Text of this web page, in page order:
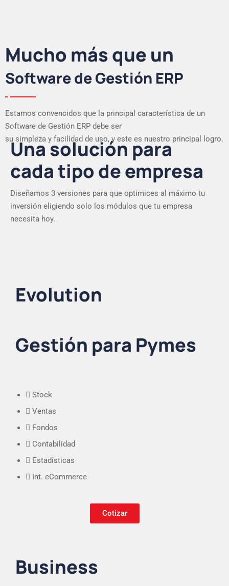
Mucho más que un
Software de Gestión ERP
Estamos convencidos que la principal característica de un
Software de Gestión ERP debe ser
su simpleza y facilidad de uso, y este es nuestro principal logro.
Una solución para
cada tipo de empresa
Diseñamos 3 versiones para que optimices al máximo tu
inversión eligiendo solo los módulos que tu empresa
necesita hoy.
Evolution
Gestión para Pymes
Stock
Ventas
Fondos
Contabilidad
Estadísticas
Int. eCommerce
Cotizar
Business